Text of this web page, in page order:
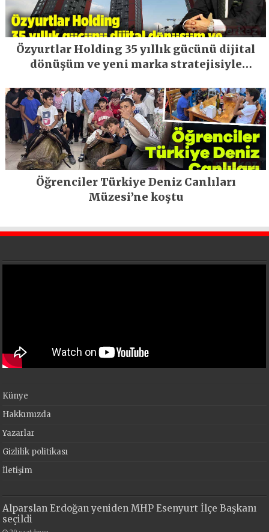
Özyurtlar Holding 35 yıllık gücünü dijital
dönüşüm ve yeni marka stratejisiyle
Öğrenciler Türkiye Deniz Canlıları
Müzesi’ne koştu
Künye
Hakkımızda
Yazarlar
Gizlilik politikası
İletişim
Alparslan Erdoğan yeniden MHP Esenyurt İlçe Başkanı
seçildi